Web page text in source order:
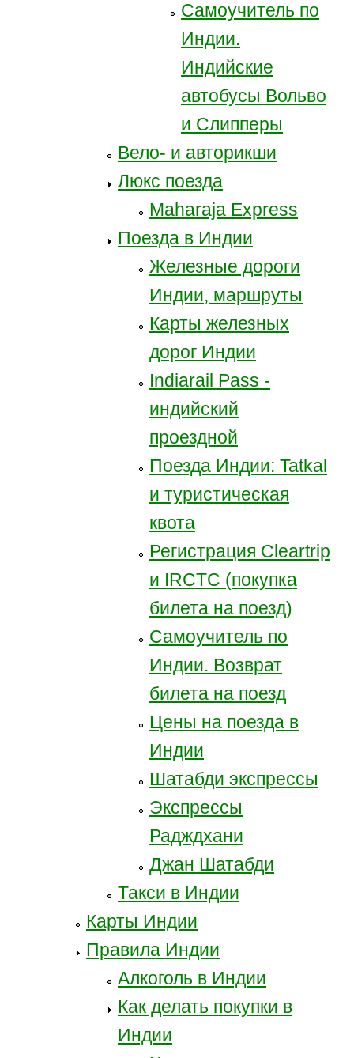
Самоучитель по
Индии.
Индийские
автобусы Вольво
и Слипперы
Вело- и авторикши
Люкс поезда
Maharaja Express
Поезда в Индии
Железные дороги
Индии, маршруты
Карты железных
дорог Индии
Indiarail Pass -
индийский
проездной
Поезда Индии: Tatkal
и туристическая
квота
Регистрация Сleartrip
и IRCTC (покупка
билета на поезд)
Самоучитель по
Индии. Возврат
билета на поезд
Цены на поезда в
Индии
Шатабди экспрессы
Экспрессы
Радждхани
Джан Шатабди
Такси в Индии
Карты Индии
Правила Индии
Алкоголь в Индии
Как делать покупки в
Индии